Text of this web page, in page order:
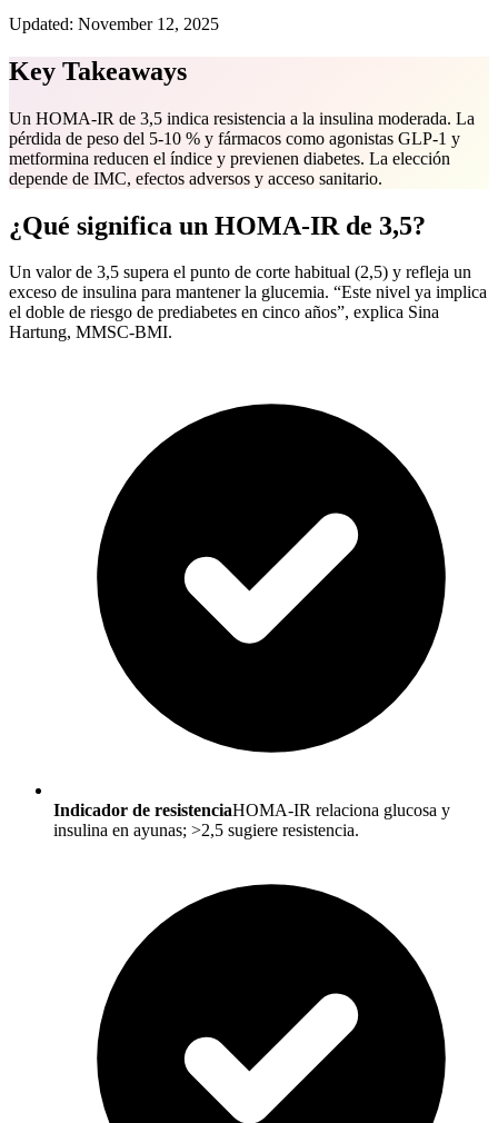
Updated: November 12, 2025
Key Takeaways
Un HOMA-IR de 3,5 indica resistencia a la insulina moderada. La
pérdida de peso del 5-10 % y fármacos como agonistas GLP-1 y
metformina reducen el índice y previenen diabetes. La elección
depende de IMC, efectos adversos y acceso sanitario.
¿Qué significa un HOMA-IR de 3,5?
Un valor de 3,5 supera el punto de corte habitual (2,5) y refleja un
exceso de insulina para mantener la glucemia. “Este nivel ya implica
el doble de riesgo de prediabetes en cinco años”, explica Sina
Hartung, MMSC-BMI.
Indicador de resistenciaHOMA-IR relaciona glucosa y
insulina en ayunas; >2,5 sugiere resistencia.